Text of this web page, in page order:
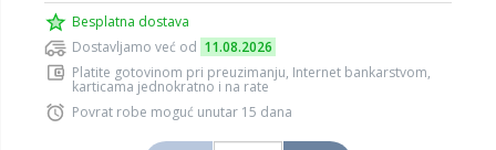
Besplatna dostava
Dostavljamo već od 11.08.2026
Platite gotovinom pri preuzimanju, Internet bankarstvom,
karticama jednokratno i na rate
Povrat robe moguć unutar 15 dana